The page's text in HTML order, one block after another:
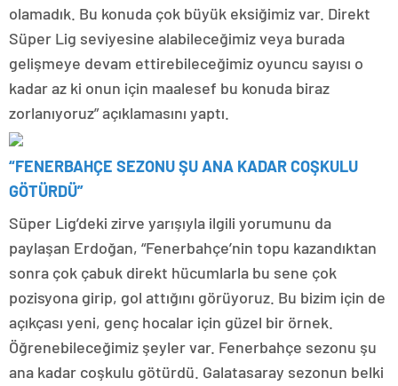
olamadık. Bu konuda çok büyük eksiğimiz var. Direkt
Süper Lig seviyesine alabileceğimiz veya burada
gelişmeye devam ettirebileceğimiz oyuncu sayısı o
kadar az ki onun için maalesef bu konuda biraz
zorlanıyoruz” açıklamasını yaptı.
“FENERBAHÇE SEZONU ŞU ANA KADAR COŞKULU
GÖTÜRDÜ”
Süper Lig’deki zirve yarışıyla ilgili yorumunu da
paylaşan Erdoğan, “Fenerbahçe’nin topu kazandıktan
sonra çok çabuk direkt hücumlarla bu sene çok
pozisyona girip, gol attığını görüyoruz. Bu bizim için de
açıkçası yeni, genç hocalar için güzel bir örnek.
Öğrenebileceğimiz şeyler var. Fenerbahçe sezonu şu
ana kadar coşkulu götürdü. Galatasaray sezonun belki